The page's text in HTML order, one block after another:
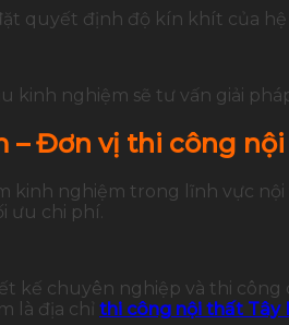
quyết định độ kín khít của
kinh nghiệm sẽ tư vấn giải
– Đơn vị thi công
kinh nghiệm trong lĩnh vực
ưu chi phí.
kế chuyên nghiệp và thi
là địa chỉ thi công nội thất Tây